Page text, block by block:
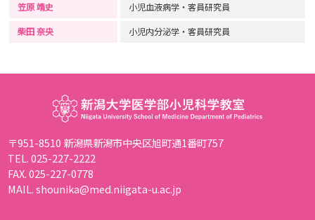
笠原 靖史
小児血液病学・客員研究員
柴田 奈央
小児内分泌学・客員研究員
〒951-8510 新潟県新潟市中央区旭町通1番町757
TEL. 025-227-2222
FAX. 025-227-0778
MAIL. shounika@med.niigata-u.ac.jp